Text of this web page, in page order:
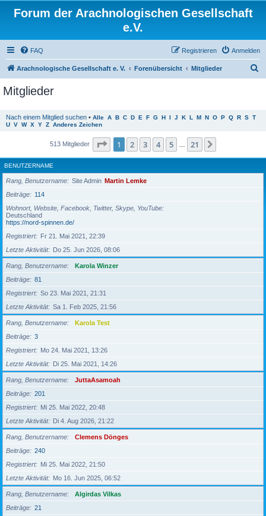
Forum der Arachnologischen Gesellschaft
e.V.
FAQ Anmelden
Registrieren
Arachnologische Gesellschaft e. V. Forenübersicht Mitglieder
Mitglieder
Nach einem Mitglied suchen • Alle A B C D E F G H I J K L M N O P Q R S T
U V W X Y Z Anderes Zeichen
513 Mitglieder Seite 1von 21
1 2 3 4 5 21
BENUTZERNAME
Rang, Benutzername Site Admin Martin Lemke
Beiträge
114
Wohnort, Website, Facebook, Twitter, Skype, YouTube
Deutschland
https://nord-spinnen.de/
Registriert
Fr 21. Mai 2021, 22:39
Letzte Aktivität
Do 25. Jun 2026, 08:06
Rang, Benutzername
Karola Winzer
Beiträge
81
Registriert
So 23. Mai 2021, 21:31
Letzte Aktivität
Sa 1. Feb 2025, 21:56
Rang, Benutzername
Karola Test
Beiträge
3
Registriert
Mo 24. Mai 2021, 13:26
Letzte Aktivität
Di 25. Mai 2021, 14:26
Rang, Benutzername
JuttaAsamoah
Beiträge
201
Registriert
Mi 25. Mai 2022, 20:48
Letzte Aktivität
Di 4. Aug 2026, 21:22
Rang, Benutzername
Clemens Dönges
Beiträge
240
Registriert
Mi 25. Mai 2022, 21:50
Letzte Aktivität
Mo 16. Jun 2025, 06:52
Rang, Benutzername
Algirdas Vilkas
Beiträge
21